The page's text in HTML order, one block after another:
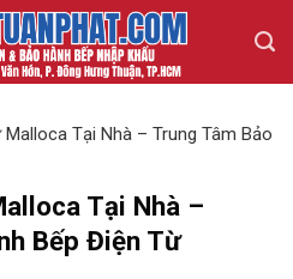
Tại Nhà – Trung Tâm Bảo
Tại Nhà –
Bếp Điện Từ